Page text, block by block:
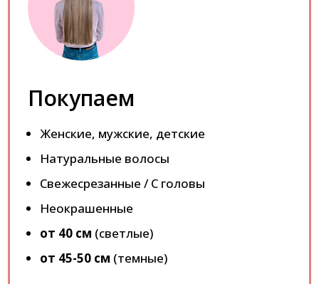
Покупаем
Женские, мужские, детские
Натуральные волосы
Свежесрезанные / С головы
Неокрашенные
от 40 см (светлые)
от 45-50 см (темные)